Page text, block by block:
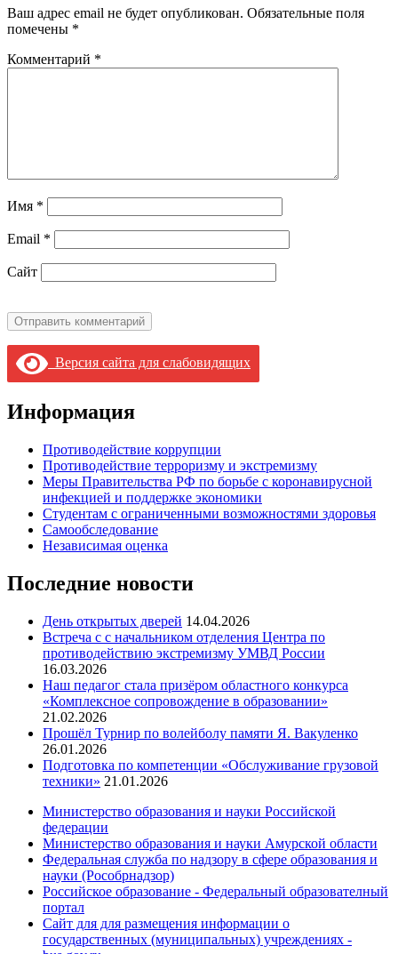
Ваш адрес email не будет опубликован. Обязательные поля
помечены *
Комментарий *
Имя *
Email *
Сайт
Версия сайта для слабовидящих
Информация
Противодействие коррупции
Противодействие терроризму и экстремизму
Меры Правительства РФ по борьбе с коронавирусной
инфекцией и поддержке экономики
Студентам с ограниченными возможностями здоровья
Самообследование
Независимая оценка
Последние новости
День открытых дверей 14.04.2026
Встреча с с начальником отделения Центра по
противодействию экстремизму УМВД России
16.03.2026
Наш педагог стала призёром областного конкурса
«Комплексное сопровождение в образовании»
21.02.2026
Прошёл Турнир по волейболу памяти Я. Вакуленко
26.01.2026
Подготовка по компетенции «Обслуживание грузовой
техники» 21.01.2026
Министерство образования и науки Российской
федерации
Министерство образования и науки Амурской области
Федеральная служба по надзору в сфере образования и
науки (Рособрнадзор)
Российское образование - Федеральный образователный
портал
Сайт для для размещения информации о
государственных (муниципальных) учреждениях -